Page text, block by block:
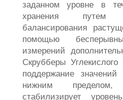
заданном уровне в
хранения путем
балансирования
помощью
измерений
Скрубберы
поддержание
нижним
стабилизирует